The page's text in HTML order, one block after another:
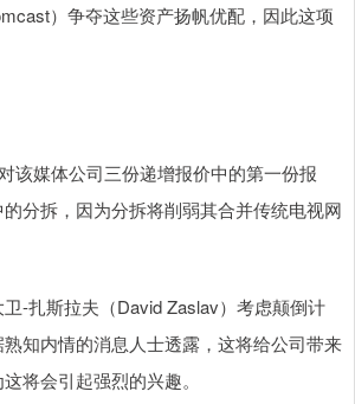
）争夺这些资产扬帆优配，因此这项
媒体公司三份递增报价中的第一份报
分拆，因为分拆将削弱其合并传统电视网
-扎斯拉夫（David Zaslav）考虑颠倒计
知内情的消息人士透露，这将给公司带来
将会引起强烈的兴趣。